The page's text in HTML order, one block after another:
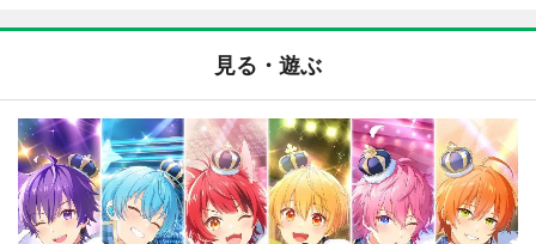
見る・遊ぶ